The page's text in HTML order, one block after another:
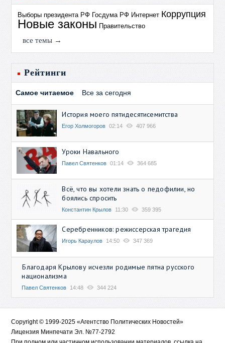
Выборы президента РФ Госдума РФ Интернет Коррупция
Новые законы Правительство
все темы →
Рейтинги
Самое читаемое Все за сегодня
История моего пятидесятисемитства
Егор Холмогоров 02:14 407 966
Уроки Навального
Павел Святенков 01:14 364 685
Всё, что вы хотели знать о педофилии, но
боялись спросить
Константин Крылов 11:30 359 395
Серебренников: режиссерская трагедия
Игорь Караулов 14:50 347 369
Благодаря Крылову исчезли родимые пятна русского
национализма
Павел Святенков 14:48 344 224
Copyright © 1999-2025 «Агентство Политических Новостей»
Лицензия Минпечати Эл. №77-2792